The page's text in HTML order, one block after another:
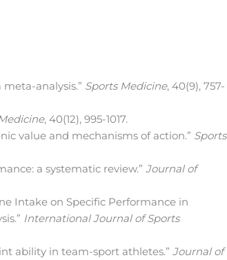
analysis.” Sports Medicine, 40(9), 757-
, 40(12), 995-1017.
value and mechanisms of action.” Sports
a systematic review.” Journal of
Intake on Specific Performance in
International Journal of Sports
ability in team-sport athletes.” Journal of